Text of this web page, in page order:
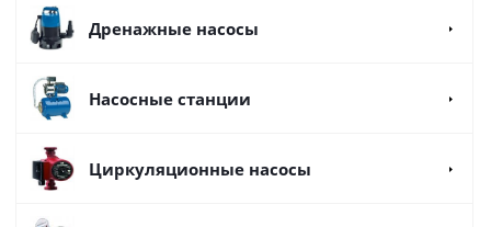
Дренажные насосы
Насосные станции
Циркуляционные насосы